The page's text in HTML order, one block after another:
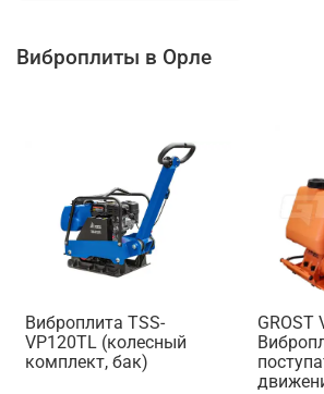
Виброплиты в Орле
Виброплита TSS-
VP120TL (колесный
комплект, бак)
GROST